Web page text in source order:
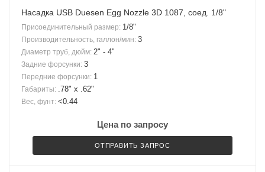
Насадка USB Duesen Egg Nozzle 3D 1087, соед. 1/8"
Присоединительный размер: 1/8"
Производительность, галлон/мин: 3
Диаметр труб, дюйм: 2" - 4"
Задние форсунки: 3
Передние форсунки: 1
Габариты: .78" x .62"
Вес, фунт: <0.44
Цена по запросу
ОТПРАВИТЬ ЗАПРОС